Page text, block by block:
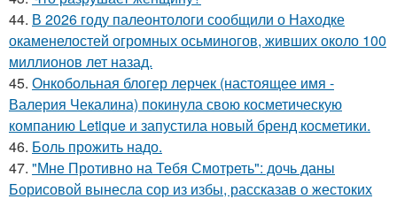
44. В 2026 году палеонтологи сообщили о Находке
окаменелостей огромных осьминогов, живших около 100
миллионов лет назад.
45. Онкобольная блогер лерчек (настоящее имя -
Валерия Чекалина) покинула свою косметическую
компанию Letique и запустила новый бренд косметики.
46. Боль прожить надо.
47. "Мне Противно на Тебя Смотреть": дочь даны
Борисовой вынесла сор из избы, рассказав о жестоких